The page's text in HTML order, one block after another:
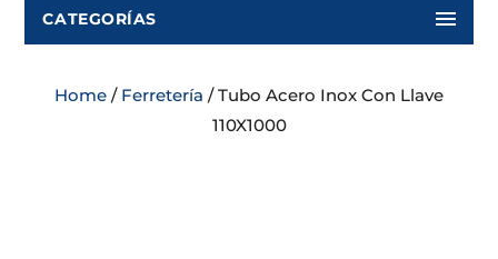
CATEGORÍAS
Home / Ferretería / Tubo Acero Inox Con Llave
110X1000